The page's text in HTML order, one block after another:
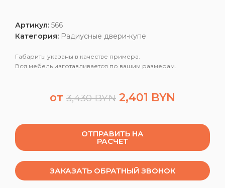
Артикул:566
Категория: Радиусные двери-купе
Габариты указаны в качестве примера.
Вся мебель изготавливается по вашим размерам.
от 3,430BYN 2,401 BYN
ОТПРАВИТЬ НА
РАСЧЕТ
ЗАКАЗАТЬ ОБРАТНЫЙ ЗВОНОК